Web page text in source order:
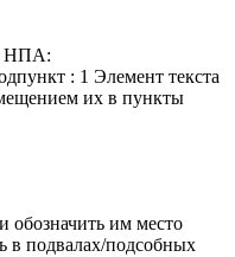
НПА:
: 1 Элемент текста
их в пункты
обозначить им место
в подвалах/подсобных